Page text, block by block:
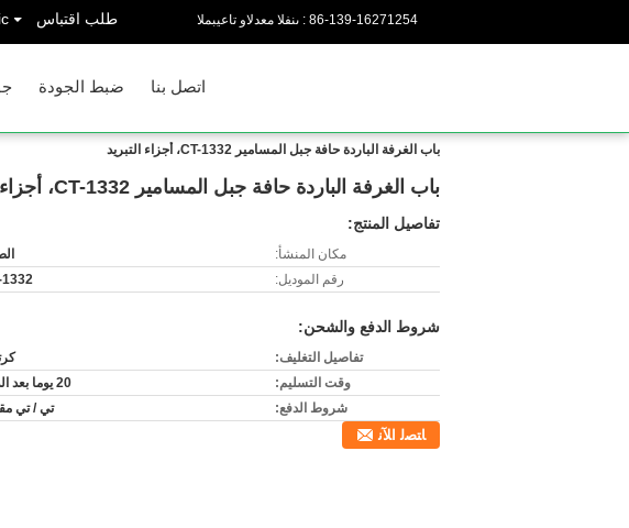
المبيعات والدعم الفنى : 86-139-16271254 طلب اقتباس
ضبط الجودة اتصل بنا
باب الغرفة الباردة حافة جبل المسامير CT-1332، أجزاء التبريد
باب الغرفة الباردة حافة جبل المسامير CT-1332، أجزاء التبريد
تفاصيل المنتج:
مكان المنشأ:
رقم الموديل:
1332
شروط الدفع والشحن:
تفاصيل التغليف:
وقت التسليم:
20 يوما بعد الدفع
شروط الدفع:
تي / تي
ﺎﺘﺼﻟ ﺍﻶﻧ